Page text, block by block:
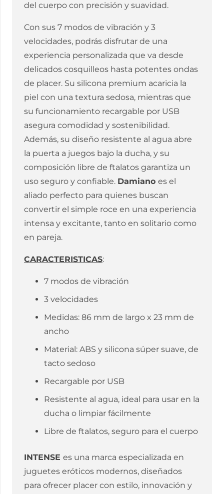
del cuerpo con precisión y suavidad.
Con sus 7 modos de vibración y 3
velocidades, podrás disfrutar de una
experiencia personalizada que va desde
delicados cosquilleos hasta potentes ondas
de placer. Su silicona premium acaricia la
piel con una textura sedosa, mientras que
su funcionamiento recargable por USB
asegura comodidad y sostenibilidad.
Además, su diseño resistente al agua abre
la puerta a juegos bajo la ducha, y su
composición libre de ftalatos garantiza un
uso seguro y confiable. Damiano es el
aliado perfecto para quienes buscan
convertir el simple roce en una experiencia
intensa y excitante, tanto en solitario como
en pareja.
CARACTERISTICAS:
7 modos de vibración
3 velocidades
Medidas: 86 mm de largo x 23 mm de
ancho
Material: ABS y silicona súper suave, de
tacto sedoso
Recargable por USB
Resistente al agua, ideal para usar en la
ducha o limpiar fácilmente
Libre de ftalatos, seguro para el cuerpo
INTENSE es una marca especializada en
juguetes eróticos modernos, diseñados
para ofrecer placer con estilo, innovación y